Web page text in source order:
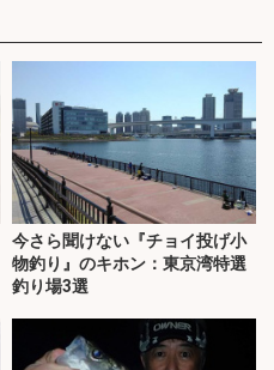
今さら聞けない『チョイ投げ小
物釣り』のキホン：東京湾特選
釣り場3選